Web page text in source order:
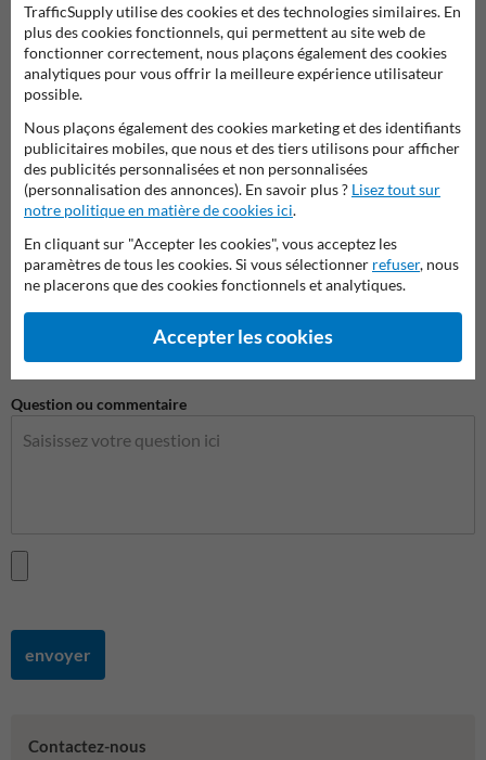
Nom de l'entreprise
Adresse e-mail*
Question sur produit
Question ou commentaire
envoyer
Contactez-nous
TrafficSupply utilise des cookies et des technologies similaires. En
plus des cookies fonctionnels, qui permettent au site web de
fonctionner correctement, nous plaçons également des cookies
analytiques pour vous offrir la meilleure expérience utilisateur
possible.
Nous plaçons également des cookies marketing et des identifiants
publicitaires mobiles, que nous et des tiers utilisons pour afficher
des publicités personnalisées et non personnalisées
(personnalisation des annonces). En savoir plus ? Lisez tout sur
notre politique en matière de cookies ici.
En cliquant sur "Accepter les cookies", vous acceptez les
paramètres de tous les cookies. Si vous sélectionner refuser, nous
ne placerons que des cookies fonctionnels et analytiques.
Accepter les cookies